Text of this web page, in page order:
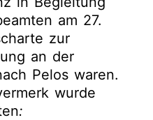
am 27.
zur
an der
Pelos waren.
wurde
: